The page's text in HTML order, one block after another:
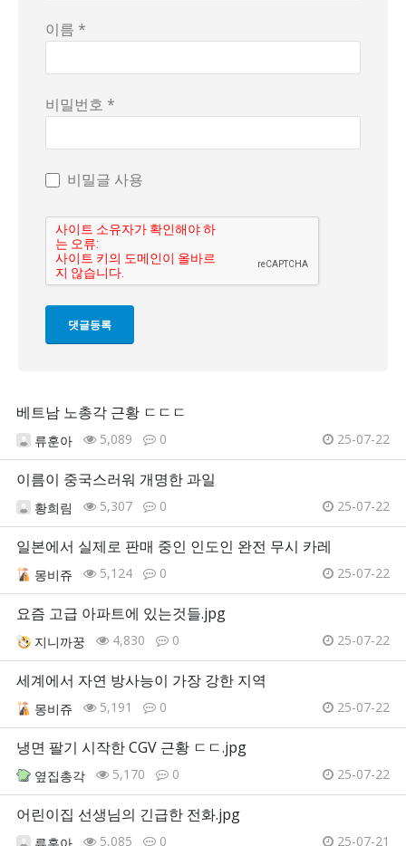
이름 *
비밀번호 *
비밀글 사용
베트남 노총각 근황 ㄷㄷㄷ
류훈아 5,089 0 25-07-22
이름이 중국스러워 개명한 과일
황희림 5,307 0 25-07-22
일본에서 실제로 판매 중인 인도인 완전 무시 카레
몽비쥬 5,124 0 25-07-22
요즘 고급 아파트에 있는것들.jpg
지니까꿍 4,830 0 25-07-22
세계에서 자연 방사능이 가장 강한 지역
몽비쥬 5,191 0 25-07-22
냉면 팔기 시작한 CGV 근황 ㄷㄷ.jpg
옆집총각 5,170 0 25-07-22
어린이집 선생님의 긴급한 전화.jpg
류훈아 5,085 0 25-07-21